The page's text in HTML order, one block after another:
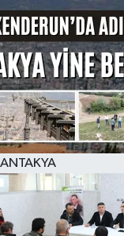
ANTAKYA